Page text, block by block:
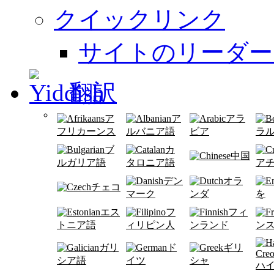
クイックリンク
サイトのリーダ
翻訳
ア
フリカーンス
ア
ルバニア語
アラ
ビア
ラ
ブ
ルガリア語
カ
タロニア語
中国
ア
チェコ
デン
マーク
オラ
ンダ
を
エス
トニア語
フ
ィリピン人
フィ
ンランド
ン
ガリ
シア語
ド
イツ
ギリ
シャ
ハ